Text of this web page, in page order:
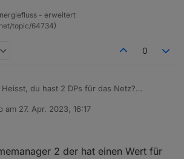
- erweitert
topic/64734)
0
Heisst, du hast 2 DPs für das Netz?
Schirm.
am 27. Apr. 2023, 16:17
von
2 der hat einen Wert für